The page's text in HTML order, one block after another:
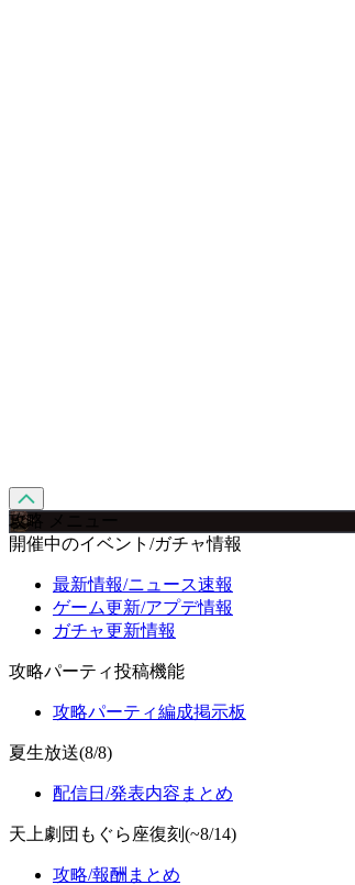
攻略 メニュー
開催中のイベント/ガチャ情報
最新情報/ニュース速報
ゲーム更新/アプデ情報
ガチャ更新情報
攻略パーティ投稿機能
攻略パーティ編成掲示板
夏生放送(8/8)
配信日/発表内容まとめ
天上劇団もぐら座復刻(~8/14)
攻略/報酬まとめ